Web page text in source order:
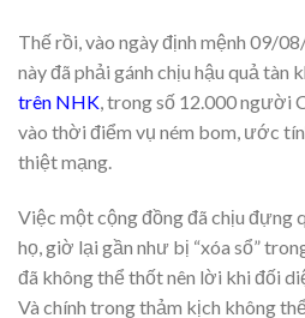
Thế rồi, vào ngày định mệnh 09/
này đã phải gánh chịu hậu quả tàn
trên NHK, trong số 12.000 người
vào thời điểm vụ ném bom, ước
thiệt mạng.
Việc một cộng đồng đã chịu đựng
họ, giờ lại gần như bị “xóa sổ”
đã không thể thốt nên lời khi đối
Và chính trong thảm kịch không